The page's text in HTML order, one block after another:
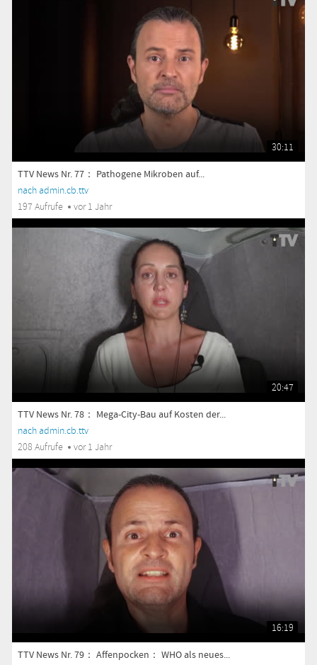
30:11
TTV News Nr. 77： Pathogene Mikroben auf...
nach admin.cb.ttv
197 Aufrufe
vor 1 Jahr
20:47
TTV News Nr. 78： Mega-City-Bau auf Kosten der...
nach admin.cb.ttv
208 Aufrufe
vor 1 Jahr
16:19
TTV News Nr. 79： Affenpocken： WHO als neues...